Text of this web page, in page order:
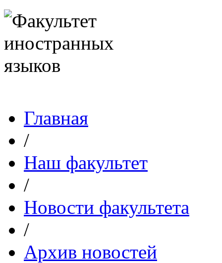
Главная
/
Наш факультет
/
Новости факультета
/
Архив новостей